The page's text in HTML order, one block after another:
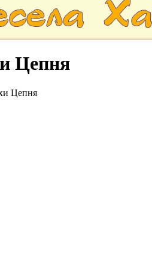
Цепня
Цепня